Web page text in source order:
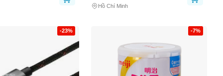
Hồ Chí Minh
-23% -7%